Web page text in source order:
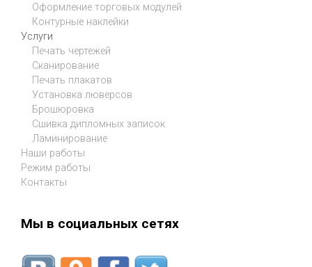
Оформление торговых модулей
Контурные наклейки
Услуги
Печать чертежей
Сканирование
Печать плакатов
Установка люверсов
Брошюровка
Сшивка дипломных записок
Ламинирование
Наши работы
Режим работы
Контакты
Мы в социальных сетях